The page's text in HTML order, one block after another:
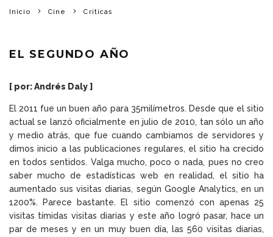
Inicio Cine Críticas
EL SEGUNDO AÑO
[ por: Andrés Daly ]
El 2011 fue un buen año para 35milímetros. Desde que el sitio
actual se lanzó oficialmente en julio de 2010, tan sólo un año
y medio atrás, que fue cuando cambiamos de servidores y
dimos inicio a las publicaciones regulares, el sitio ha crecido
en todos sentidos. Valga mucho, poco o nada, pues no creo
saber mucho de estadísticas web en realidad, el sitio ha
aumentado sus visitas diarias, según Google Analytics, en un
1200%. Parece bastante. El sitio comenzó con apenas 25
visitas tímidas visitas diarias y este año logró pasar, hace un
par de meses y en un muy buen día, las 560 visitas diarias,